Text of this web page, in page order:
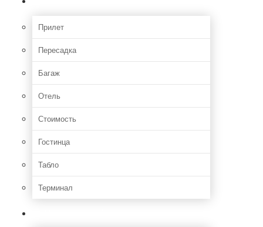
Прилет
Пересадка
Багаж
Отель
Стоимость
Гостинца
Табло
Терминал